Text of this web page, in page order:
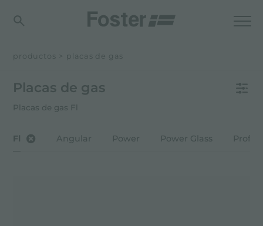
productos > placas de gas
Placas de gas
Placas de gas Fl
Fl Angular Power Power Glass